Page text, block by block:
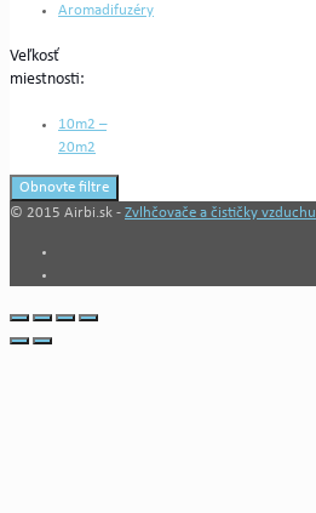
Aromadifuzéry
Veľkosť
miestnosti:
10m2 –
20m2
Obnovte filtre
© 2015 Airbi.sk - Zvlhčovače a čističky vzduchu